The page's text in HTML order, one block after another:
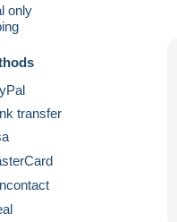
only
transfer